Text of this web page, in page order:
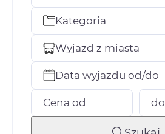
Kategoria
Wyjazd z miasta
Data wyjazdu od/do
Cena od do